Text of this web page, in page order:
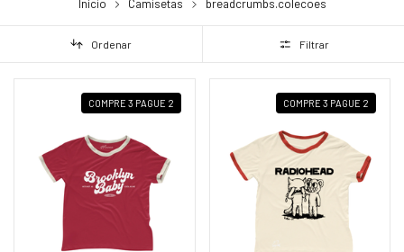
Início Camisetas breadcrumbs.colecoes
Ordenar Filtrar
COMPRE 3 PAGUE 2 COMPRE 3 PAGUE 2